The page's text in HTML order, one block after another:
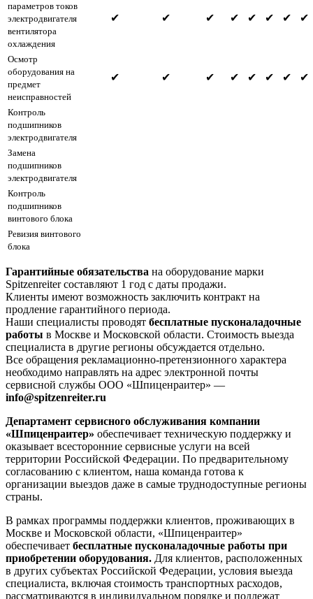
параметров токов
электродвигателя
вентилятора
охлаждения
✔ ✔ ✔ ✔ ✔ ✔ ✔ ✔
Осмотр
оборудования на
предмет
неисправностей
✔ ✔ ✔ ✔ ✔ ✔ ✔ ✔
Контроль
подшипников
электродвигателя
Замена
подшипников
электродвигателя
Контроль
подшипников
винтового блока
Ревизия винтового
блока
Гарантийные обязательства на оборудование марки
Spitzenreiter составляют 1 год с даты продажи.
Клиенты имеют возможность заключить контракт на
продление гарантийного периода.
Наши специалисты проводят бесплатные пусконаладочные
работы в Москве и Московской области. Стоимость выезда
специалиста в другие регионы обсуждается отдельно.
Все обращения рекламационно-претензионного характера
необходимо направлять на адрес электронной почты
сервисной службы ООО «Шпиценраитер» —
info@spitzenreiter.ru
Департамент сервисного обслуживания компании
«Шпиценраитер» обеспечивает техническую поддержку и
оказывает всесторонние сервисные услуги на всей
территории Российской Федерации. По предварительному
согласованию с клиентом, наша команда готова к
организации выездов даже в самые труднодоступные регионы
страны.
В рамках программы поддержки клиентов, проживающих в
Москве и Московской области, «Шпиценраитер»
обеспечивает бесплатные пусконаладочные работы при
приобретении оборудования. Для клиентов, расположенных
в других субъектах Российской Федерации, условия выезда
специалиста, включая стоимость транспортных расходов,
рассматриваются в индивидуальном порядке и подлежат